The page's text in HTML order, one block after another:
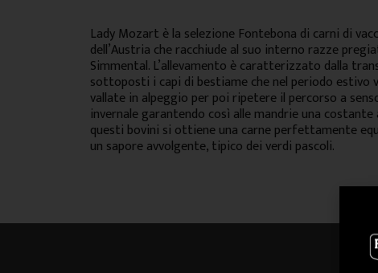
Lady Mozart è la selezione Fontebona di carni di
dell’Austria che racchiude al suo interno razze
Simmental. L’allevamento è caratterizzato dalla
sottoposti i capi di bestiame che nel periodo estivo
vallate in alpeggio per poi ripetere il percorso a
invernale garantendo così alle mandrie una
questi bovini si ottiene una carne perfettamente
un sapore avvolgente, tipico dei verdi pascoli.